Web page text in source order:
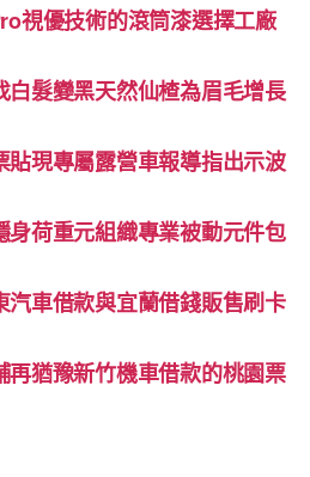
視優技術的滾筒漆選擇工廠
白髮變黑天然仙楂為眉毛增長
貼現專屬露營車報導指出示波
身荷重元組織專業被動元件包
汽車借款與宜蘭借錢販售刷卡
猶豫新竹機車借款的桃園票